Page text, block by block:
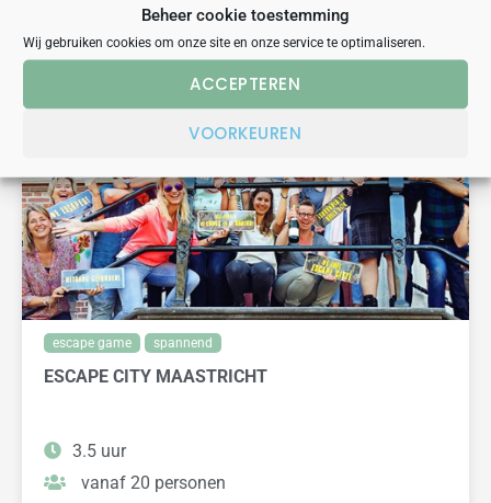
Beheer cookie toestemming
Wij gebruiken cookies om onze site en onze service te optimaliseren.
ACCEPTEREN
VOORKEUREN
VERGELIJKBARE UITJES
escape game spannend
ESCAPE CITY MAASTRICHT
3.5 uur
vanaf 20 personen